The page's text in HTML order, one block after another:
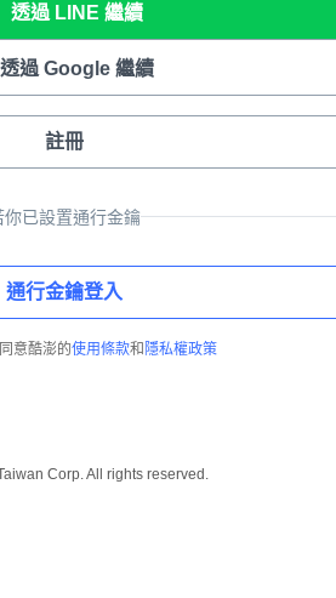
透過 LINE 繼續
透過 Google 繼續
註冊
你已設置通行金鑰
通行金鑰登入
意酷澎的使用條款和 隱私權政策
Corp. All rights reserved.